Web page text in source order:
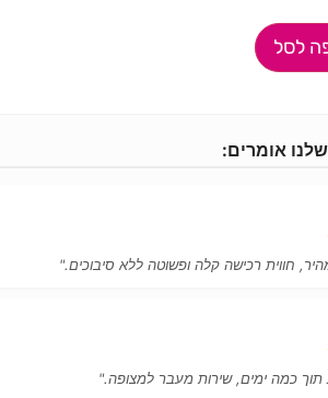
לסל
אומרים:
חווית רכישה קלה ופשוטה ללא סיבוכים."
כמה ימים, שירות מעבר למצופה."